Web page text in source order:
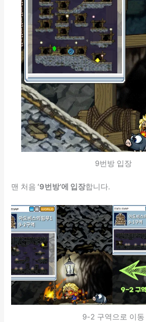
9번방 입장
맨 처음 ‘9번방’에 입장합니다.
9-2 구역으로 이동